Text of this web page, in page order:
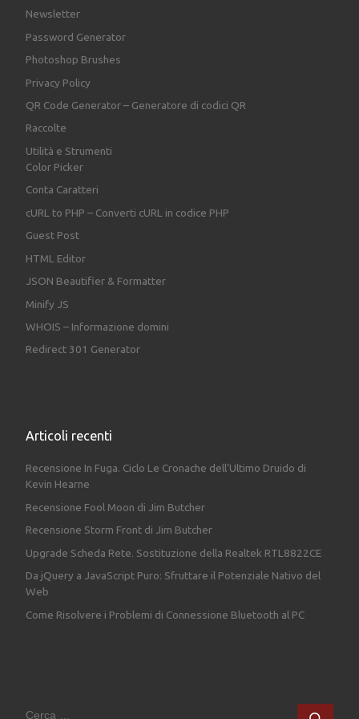
Newsletter
Password Generator
Photoshop Brushes
Privacy Policy
QR Code Generator – Generatore di codici QR
Raccolte
Utilità e Strumenti
Color Picker
Conta Caratteri
cURL to PHP – Converti cURL in codice PHP
Guest Post
HTML Editor
JSON Beautifier & Formatter
Minify JS
WHOIS – Informazione domini
Redirect 301 Generator
Articoli recenti
Recensione In Fuga. Ciclo Le Cronache dell’Ultimo Druido di
Kevin Hearne
Recensione Fool Moon di Jim Butcher
Recensione Storm Front di Jim Butcher
Upgrade Scheda Rete. Sostituzione della Realtek RTL8822CE
Da jQuery a JavaScript Puro: Sfruttare il Potenziale Nativo del
Web
Come Risolvere i Problemi di Connessione Bluetooth al PC
CERCA